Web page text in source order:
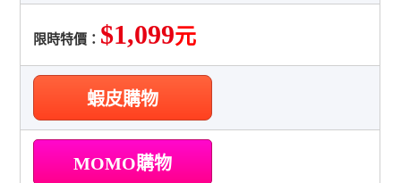
限時特價： $1,099元
蝦皮購物
MOMO購物